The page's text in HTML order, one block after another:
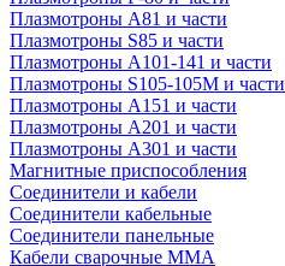
Плазмотроны A81 и части
Плазмотроны S85 и части
Плазмотроны A101-141 и части
Плазмотроны S105-105M и части
Плазмотроны А151 и части
Плазмотроны А201 и части
Плазмотроны А301 и части
Магнитные приспособления
Соединители и кабели
Соединители кабельные
Соединители панельные
Кабели сварочные ММА